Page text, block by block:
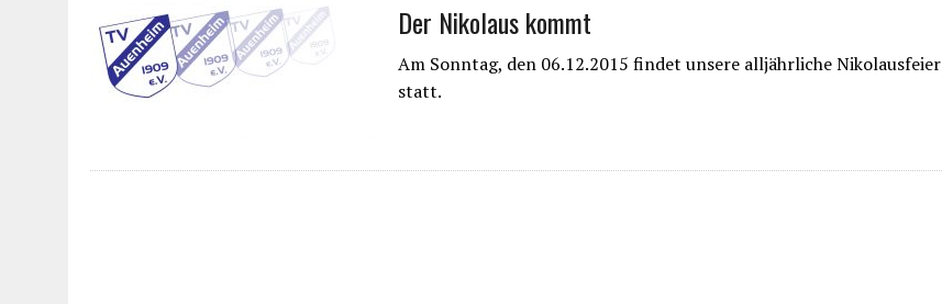
Der Nikolaus kommt
Am Sonntag, den 06.12.2015 findet unsere alljährliche Nikolausfeier
statt.